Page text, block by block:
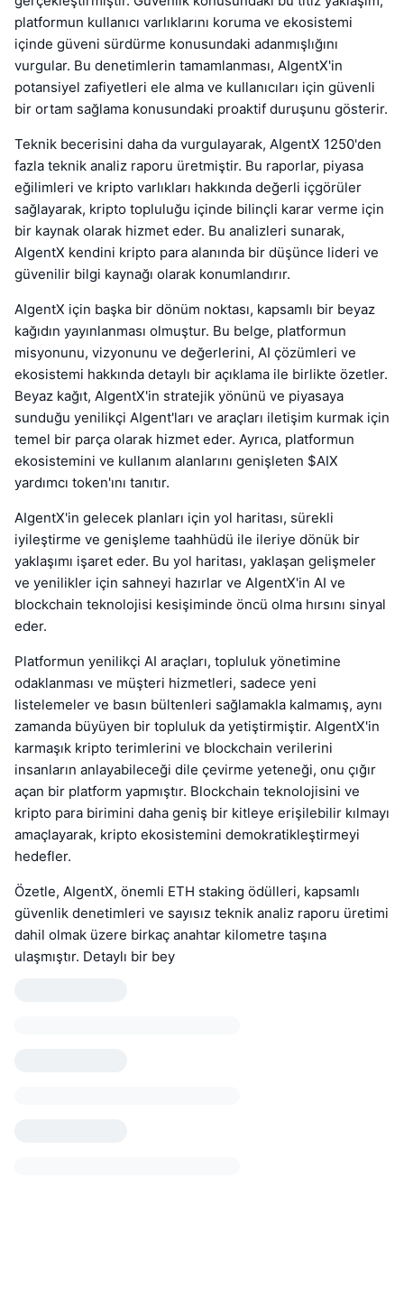
platformun kullanıcı varlıklarını koruma ve ekosistemi
içinde güveni sürdürme konusundaki adanmışlığını
vurgular. Bu denetimlerin tamamlanması, AIgentX'in
potansiyel zafiyetleri ele alma ve kullanıcıları için güvenli
bir ortam sağlama konusundaki proaktif duruşunu gösterir.
Teknik becerisini daha da vurgulayarak, AIgentX 1250'den
fazla teknik analiz raporu üretmiştir. Bu raporlar, piyasa
eğilimleri ve kripto varlıkları hakkında değerli içgörüler
sağlayarak, kripto topluluğu içinde bilinçli karar verme için
bir kaynak olarak hizmet eder. Bu analizleri sunarak,
AIgentX kendini kripto para alanında bir düşünce lideri ve
güvenilir bilgi kaynağı olarak konumlandırır.
AIgentX için başka bir dönüm noktası, kapsamlı bir beyaz
kağıdın yayınlanması olmuştur. Bu belge, platformun
misyonunu, vizyonunu ve değerlerini, AI çözümleri ve
ekosistemi hakkında detaylı bir açıklama ile birlikte özetler.
Beyaz kağıt, AIgentX'in stratejik yönünü ve piyasaya
sunduğu yenilikçi AIgent'ları ve araçları iletişim kurmak için
temel bir parça olarak hizmet eder. Ayrıca, platformun
ekosistemini ve kullanım alanlarını genişleten $AIX
yardımcı token'ını tanıtır.
AIgentX'in gelecek planları için yol haritası, sürekli
iyileştirme ve genişleme taahhüdü ile ileriye dönük bir
yaklaşımı işaret eder. Bu yol haritası, yaklaşan gelişmeler
ve yenilikler için sahneyi hazırlar ve AIgentX'in AI ve
blockchain teknolojisi kesişiminde öncü olma hırsını sinyal
eder.
Platformun yenilikçi AI araçları, topluluk yönetimine
odaklanması ve müşteri hizmetleri, sadece yeni
listelemeler ve basın bültenleri sağlamakla kalmamış, aynı
zamanda büyüyen bir topluluk da yetiştirmiştir. AIgentX'in
karmaşık kripto terimlerini ve blockchain verilerini
insanların anlayabileceği dile çevirme yeteneği, onu çığır
açan bir platform yapmıştır. Blockchain teknolojisini ve
kripto para birimini daha geniş bir kitleye erişilebilir kılmayı
amaçlayarak, kripto ekosistemini demokratikleştirmeyi
hedefler.
Özetle, AIgentX, önemli ETH staking ödülleri, kapsamlı
güvenlik denetimleri ve sayısız teknik analiz raporu üretimi
dahil olmak üzere birkaç anahtar kilometre taşına
ulaşmıştır. Detaylı bir bey